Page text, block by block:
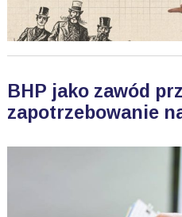
BHP jako zawód
zapotrzebowanie